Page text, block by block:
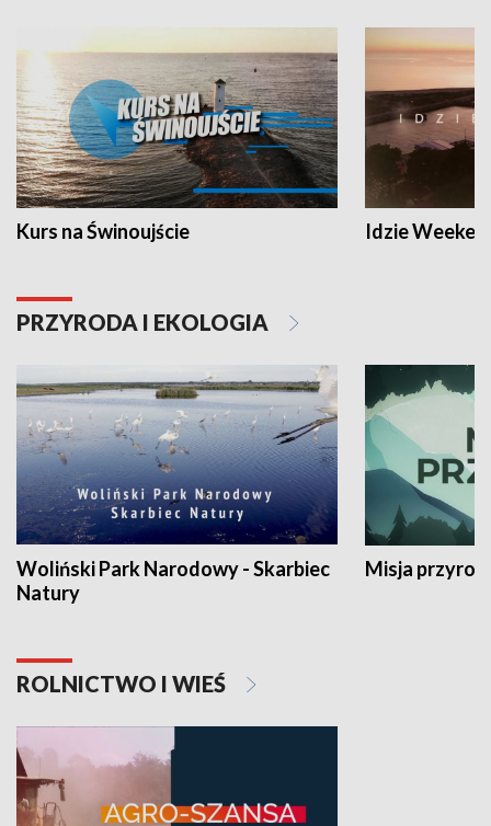
Kurs na Świnoujście Idzie
PRZYRODA I EKOLOGIA
Woliński Park Narodowy - Skarbiec
Natury
Misja
ROLNICTWO I WIEŚ